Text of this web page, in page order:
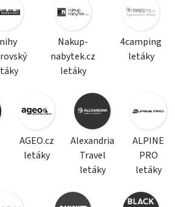
Nakup-
nabytek.cz
letáky
4camping
letáky
AGEO.cz
letáky
Alexandria
Travel
letáky
ALPINE
PRO
letáky